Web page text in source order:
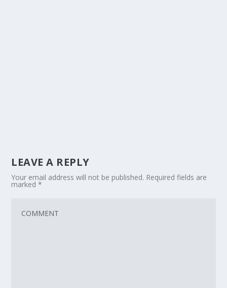
LEAVE A REPLY
Your email address will not be published. Required fields are
marked*